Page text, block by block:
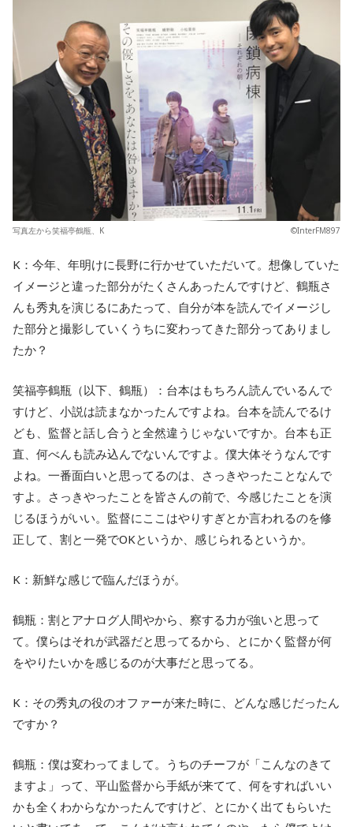
写真左から笑福亭鶴瓶、K ©InterFM897
K：今年、年明けに長野に行かせていただいて。想像していた
イメージと違った部分がたくさんあったんですけど、鶴瓶さ
んも秀丸を演じるにあたって、自分が本を読んでイメージし
た部分と撮影していくうちに変わってきた部分ってありまし
たか？
笑福亭鶴瓶（以下、鶴瓶）：台本はもちろん読んでいるんで
すけど、小説は読まなかったんですよね。台本を読んでるけ
ども、監督と話し合うと全然違うじゃないですか。台本も正
直、何べんも読み込んでないんですよ。僕大体そうなんです
よね。一番面白いと思ってるのは、さっきやったことなんで
すよ。さっきやったことを皆さんの前で、今感じたことを演
じるほうがいい。監督にここはやりすぎとか言われるのを修
正して、割と一発でOKというか、感じられるというか。
K：新鮮な感じで臨んだほうが。
鶴瓶：割とアナログ人間やから、察する力が強いと思って
て。僕らはそれが武器だと思ってるから、とにかく監督が何
をやりたいかを感じるのが大事だと思ってる。
K：その秀丸の役のオファーが来た時に、どんな感じだったん
ですか？
鶴瓶：僕は変わってまして。うちのチーフが「こんなのきて
ますよ」って、平山監督から手紙が来てて、何をすればいい
かも全くわからなかったんですけど、とにかく出てもらいた